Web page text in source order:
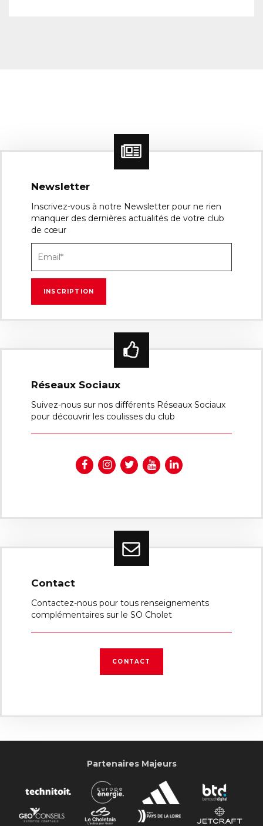
Newsletter
Inscrivez-vous à notre Newsletter pour ne rien
manquer des dernières actualités de votre club
de cœur
Réseaux Sociaux
Suivez-nous sur nos différents Réseaux Sociaux
pour découvrir les coulisses du club
Contact
Contactez-nous pour tous renseignements
complémentaires sur le SO Cholet
CONTACT
Partenaires Majeurs